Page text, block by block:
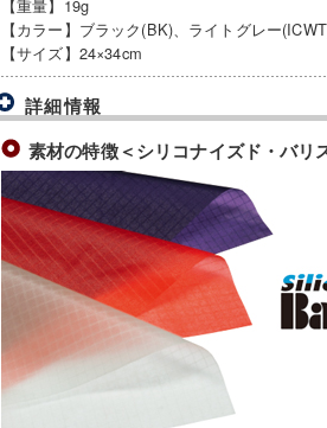
【重量】19g
【カラー】ブラック(BK)、ライトグレー
【サイズ】24×34cm
詳細情報
素材の特徴＜シリコナイズド・バリ